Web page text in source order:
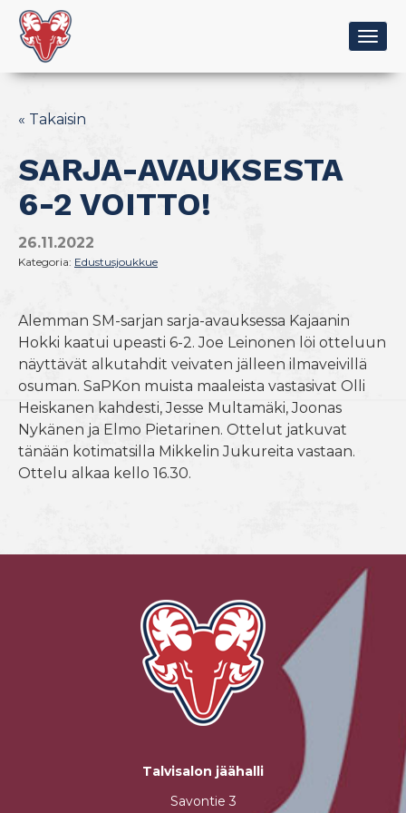
« Takaisin
SARJA-AVAUKSESTA
6-2 VOITTO!
26.11.2022
Kategoria: Edustusjoukkue
Alemman SM-sarjan sarja-avauksessa Kajaanin
Hokki kaatui upeasti 6-2. Joe Leinonen löi otteluun
näyttävät alkutahdit veivaten jälleen ilmaveivillä
osuman. SaPKon muista maaleista vastasivat Olli
Heiskanen kahdesti, Jesse Multamäki, Joonas
Nykänen ja Elmo Pietarinen. Ottelut jatkuvat
tänään kotimatsilla Mikkelin Jukureita vastaan.
Ottelu alkaa kello 16.30.
Talvisalon jäähalli
Savontie 3